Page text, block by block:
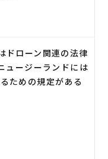
ドローン関連の法律
ュージーランドには
ための規定がある